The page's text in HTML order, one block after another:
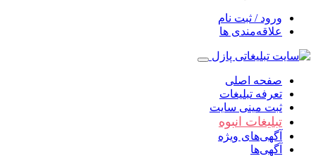
ورود / ثبت نام
علاقه‌مندی ها
صفحه اصلی
تعرفه تبلیغات
ثبت مینی سایت
تبلیغات انبوه
آگهی‌های ویژه
آگهی‌ها